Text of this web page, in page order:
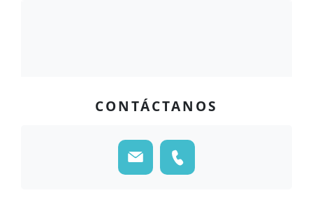
CONTÁCTANOS